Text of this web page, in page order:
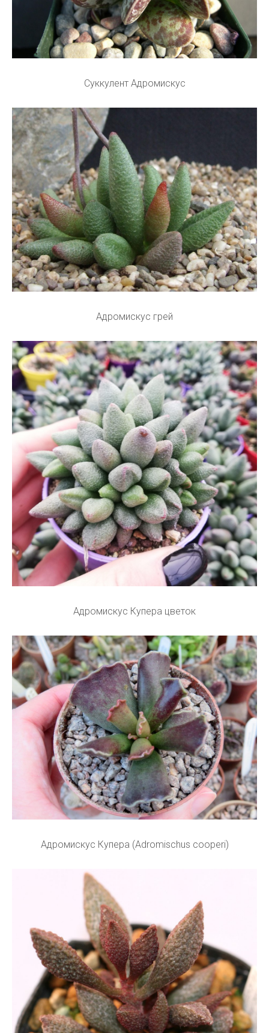
Суккулент Адромискус
Адромискус грей
Адромискус Купера цветок
Адромискус Купера (Adromischus cooperi)